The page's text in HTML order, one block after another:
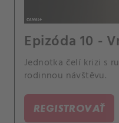
Epizóda 10 -
Jednotka čelí krizi s
rodinnou návštěvu.
REGISTROVAŤ